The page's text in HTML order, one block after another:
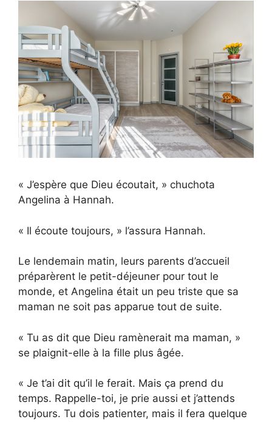
« J’espère que Dieu écoutait, » chuchota
Angelina à Hannah.
« Il écoute toujours, » l’assura Hannah.
Le lendemain matin, leurs parents d’accueil
préparèrent le petit-déjeuner pour tout le
monde, et Angelina était un peu triste que sa
maman ne soit pas apparue tout de suite.
« Tu as dit que Dieu ramènerait ma maman, »
se plaignit-elle à la fille plus âgée.
« Je t’ai dit qu’il le ferait. Mais ça prend du
temps. Rappelle-toi, je prie aussi et j’attends
toujours. Tu dois patienter, mais il fera quelque